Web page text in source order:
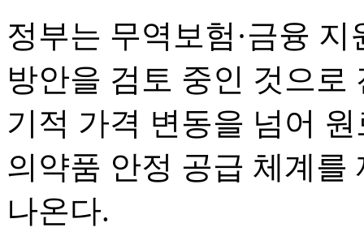
정부는 무역보험·금융
방안을 검토 중인 것으로
기적 가격 변동을 넘어
의약품 안정 공급 체계를
나온다.